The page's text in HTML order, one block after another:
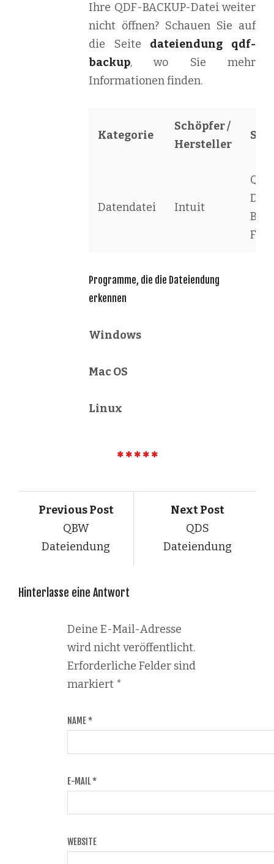
Ihre QDF-BACKUP-Datei weiter
nicht öffnen? Schauen Sie auf
die Seite dateiendung qdf-
backup, wo Sie mehr
Informationen finden.
Kategorie
Schöpfer /
Hersteller
Datendatei Intuit
Data
File
Programme, die die Dateiendung
erkennen
Windows
Mac OS
Linux
Previous Post
QBW
Dateiendung
Next Post
QDS
Dateiendung
Hinterlasse eine Antwort
Deine E-Mail-Adresse
wird nicht veröffentlicht.
Erforderliche Felder sind
markiert *
NAME*
E-MAIL*
WEBSITE